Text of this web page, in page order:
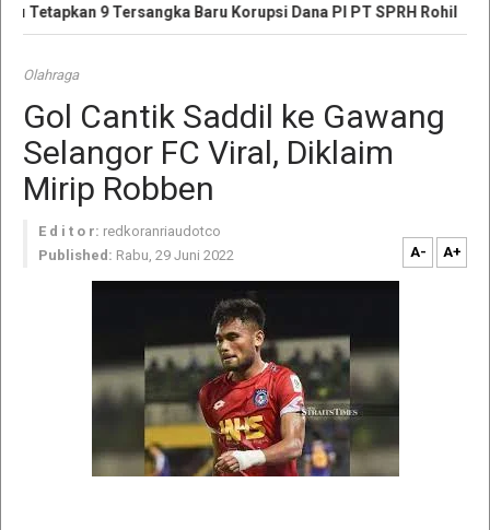
Tetapkan 9 Tersangka Baru Korupsi Dana PI PT SPRH Rohil
Olahraga
Gol Cantik Saddil ke Gawang
Selangor FC Viral, Diklaim
Mirip Robben
E d i t o r: redkoranriaudotco
Published: Rabu, 29 Juni 2022 A- A+